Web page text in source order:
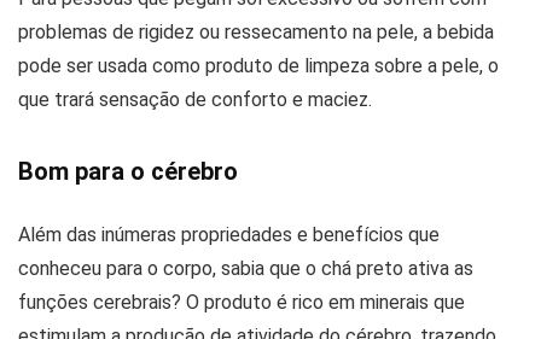
problemas de rigidez ou ressecamento na pele, a bebida
pode ser usada como produto de limpeza sobre a pele, o
que trará sensação de conforto e maciez.
Bom para o cérebro
Além das inúmeras propriedades e benefícios que
conheceu para o corpo, sabia que o chá preto ativa as
funções cerebrais? O produto é rico em minerais que